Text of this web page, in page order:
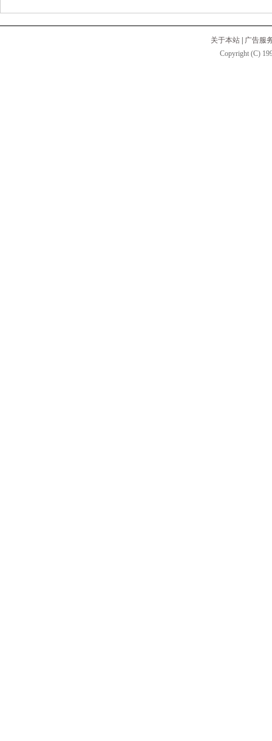
关于本站
广告服
Copyright (C)